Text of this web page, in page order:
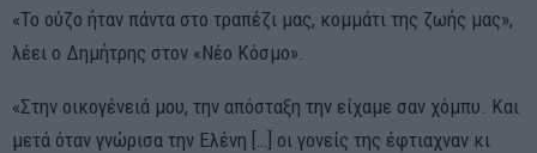
«Το ούζο ήταν πάντα στο τραπέζι μας, κομμάτι της ζωής μας»,
λέει ο Δημήτρης στον «Νέο Κόσμο».
«Στην οικογένειά μου, την απόσταξη την είχαμε σαν χόμπυ. Και
μετά όταν γνώρισα την Ελένη […] οι γονείς της έφτιαχναν κι